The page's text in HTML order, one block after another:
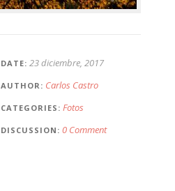
DATE 23 diciembre, 2017
AUTHOR Carlos Castro
CATEGORIES Fotos
DISCUSSION 0 Comment